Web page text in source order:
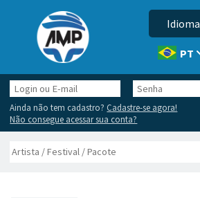
Idioma
PT
Login
ou
E-
mail
Senha
Ainda não tem cadastro? Cadastre-se agora!
Não consegue acessar sua conta?
Buscar